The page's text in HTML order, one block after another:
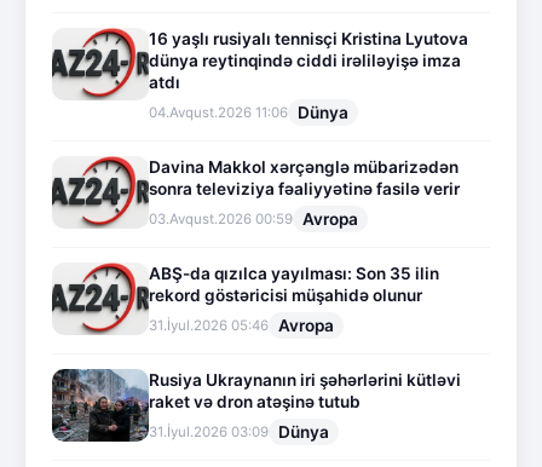
16 yaşlı rusiyalı tennisçi Kristina Lyutova
dünya reytinqində ciddi irəliləyişə imza
atdı
04.Avqust.2026 11:06 Dünya
Davina Makkol xərçənglə mübarizədən
sonra televiziya fəaliyyətinə fasilə verir
03.Avqust.2026 00:59 Avropa
ABŞ-da qızılca yayılması: Son 35 ilin
rekord göstəricisi müşahidə olunur
31.İyul.2026 05:46 Avropa
Rusiya Ukraynanın iri şəhərlərini kütləvi
raket və dron atəşinə tutub
31.İyul.2026 03:09 Dünya